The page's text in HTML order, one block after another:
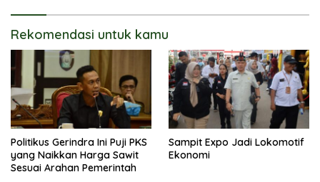
Rekomendasi untuk kamu
Politikus Gerindra Ini Puji PKS
yang Naikkan Harga Sawit
Sesuai Arahan Pemerintah
Sampit Expo Jadi Lokomotif
Ekonomi